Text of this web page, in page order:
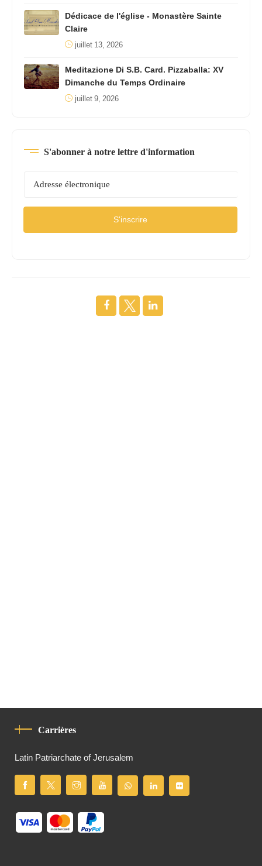
Dédicace de l'église - Monastère Sainte
Claire
juillet 13, 2026
Meditazione Di S.B. Card. Pizzaballa: XV
Dimanche du Temps Ordinaire
juillet 9, 2026
S'abonner à notre lettre d'information
S'inscrire
Carrières
Latin Patriarchate of Jerusalem